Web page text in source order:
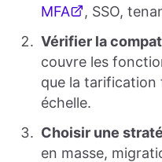
MFA
, SSO,
Vérifier la
couvre les
que la
échelle.
Choisir une
en masse,